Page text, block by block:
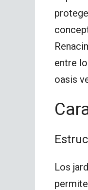
entre
oasis
Los